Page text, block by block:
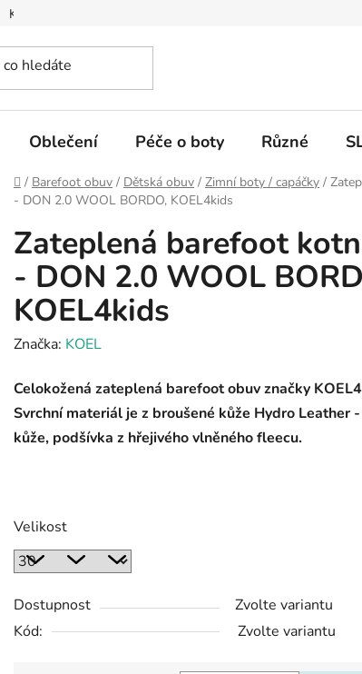
Kontakty na prodejny
Oblečení Péče o boty Různé
Domů
/ Barefoot obuv / Dětská obuv / Zimní boty / capáčky /
- DON 2.0 WOOL BORDO, KOEL4kids
Zateplená barefoot
- DON 2.0 WOOL
KOEL4kids
Značka: KOEL
Celokožená zateplená barefoot obuv značky
Svrchní materiál je z broušené kůže Hydro Leather
kůže, podšívka z hřejivého vlněného fleecu.
Velikost
Dostupnost
Zvolte variantu
Kód:
Zvolte variantu